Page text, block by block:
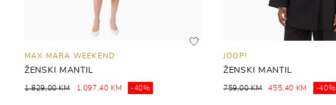
MAX MARA WEEKEND
ŽENSKI MANTIL
1.829,00 KM 1.097,40 KM -40%
JOOP!
ŽENSKI MANTIL
759,00 KM 455,40 KM -40%